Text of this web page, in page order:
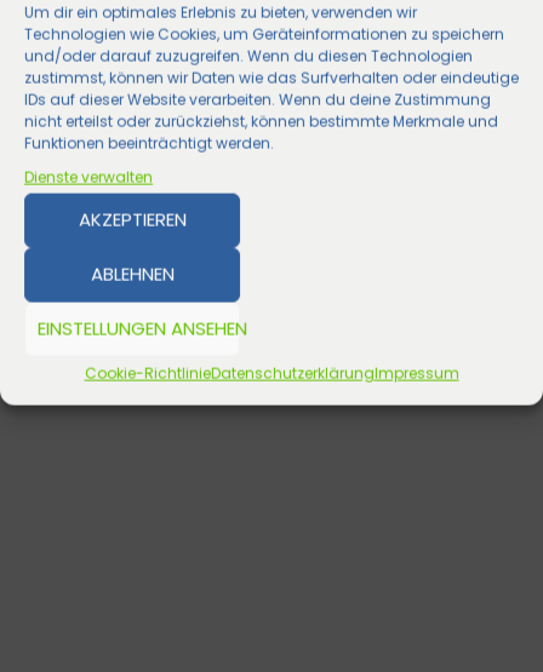
Um dir ein optimales Erlebnis zu bieten, verwenden wir
Technologien wie Cookies, um Geräteinformationen zu speichern
und/oder darauf zuzugreifen. Wenn du diesen Technologien
zustimmst, können wir Daten wie das Surfverhalten oder eindeutige
IDs auf dieser Website verarbeiten. Wenn du deine Zustimmung
nicht erteilst oder zurückziehst, können bestimmte Merkmale und
Funktionen beeinträchtigt werden.
Dienste verwalten
AKZEPTIEREN
ABLEHNEN
EINSTELLUNGEN ANSEHEN
Cookie-RichtlinieDatenschutzerklärungImpressum